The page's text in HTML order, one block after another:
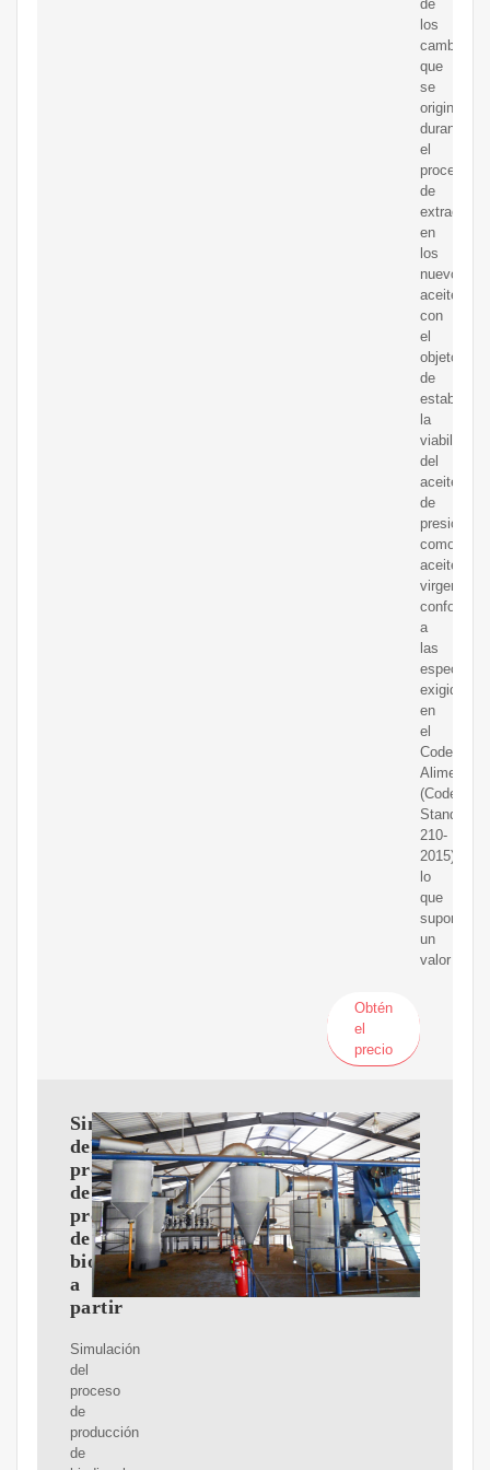
de
los
cambios
que
se
originan
durante
el
proceso
de
extracción
en
los
nuevos
aceites,
con
el
objeto
de
establecer
la
viabilidad
del
aceite
de
presión
como
aceite
virgen
conforme
a
las
exigidas
en
el
Codex
(Codex
Standard
210-
2015),
lo
que
supondría
un
valor
Obtén
el
precio
Simulación
del
proceso
de
producción
de
biodiesel
a
partir
Simulación
del
proceso
de
producción
de